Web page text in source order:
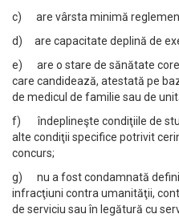
c) are vârsta minimă
d) are capacitate deplină de
e) are o stare de sănătate
care candidează, atestată pe
de medicul de familie sau de
f) îndeplineşte condiţiile de
alte condiţii specifice potrivit
concurs;
g) nu a fost condamnată
infracţiuni contra umanităţii,
de serviciu sau în legătură cu